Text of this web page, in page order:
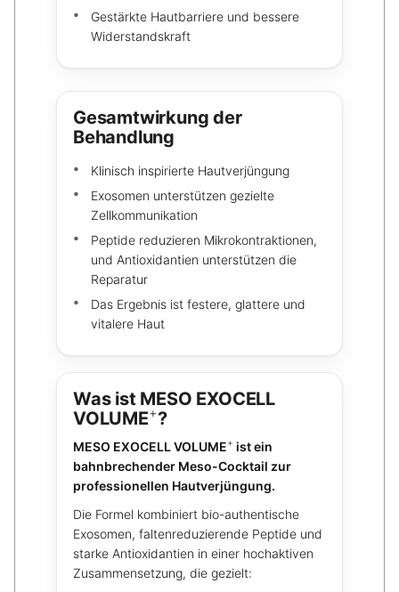
Gestärkte Hautbarriere und bessere
Widerstandskraft
Gesamtwirkung der
Behandlung
Klinisch inspirierte Hautverjüngung
Exosomen unterstützen gezielte
Zellkommunikation
Peptide reduzieren Mikrokontraktionen,
und Antioxidantien unterstützen die
Reparatur
Das Ergebnis ist festere, glattere und
vitalere Haut
Was ist MESO EXOCELL
VOLUME+?
MESO EXOCELL VOLUME+ ist ein
bahnbrechender Meso-Cocktail zur
professionellen Hautverjüngung.
Die Formel kombiniert bio-authentische
Exosomen, faltenreduzierende Peptide und
starke Antioxidantien in einer hochaktiven
Zusammensetzung, die gezielt: